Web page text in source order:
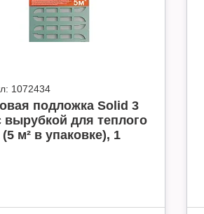
1072434
подложка Solid 3
вырубкой для теплого
м² в упаковке), 1